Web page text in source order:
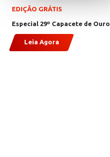
EDIÇÃO GRÁTIS
Especial 29º Capacete de Ouro
Leia Agora